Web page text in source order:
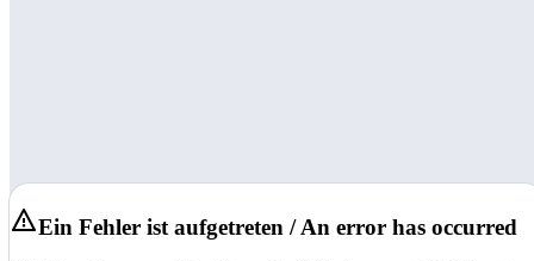
Ein Fehler ist aufgetreten / An error has occurred